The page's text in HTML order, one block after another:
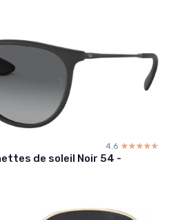
4.6 ☆☆☆☆☆
★★★★★
de soleil Noir 54 -